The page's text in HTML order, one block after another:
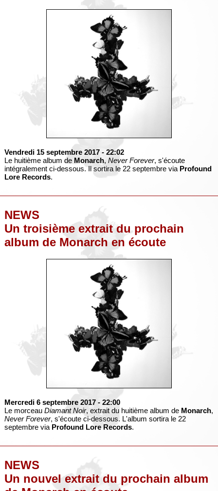
Vendredi 15 septembre 2017 - 22:02
Le huitième album de Monarch, Never Forever, s'écoute
intégralement ci-dessous. Il sortira le 22 septembre via Profound
Lore Records.
NEWS
Un troisième extrait du prochain
album de Monarch en écoute
Mercredi 6 septembre 2017 - 22:00
Le morceau Diamant Noir, extrait du huitième album de Monarch,
Never Forever, s'écoute ci-dessous. L'album sortira le 22
septembre via Profound Lore Records.
NEWS
Un nouvel extrait du prochain album